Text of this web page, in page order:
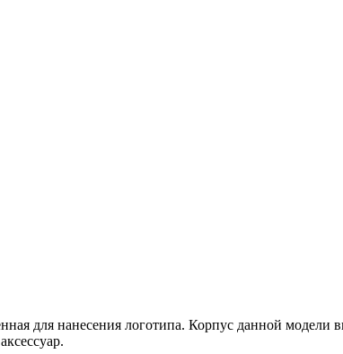
для нанесения логотипа. Корпус данной модели